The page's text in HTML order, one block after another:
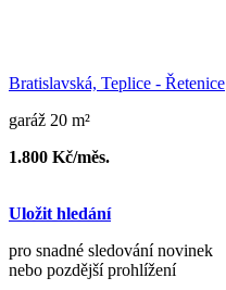
Bratislavská, Teplice - Řetenice
garáž 20 m²
1.800 Kč/měs.
Uložit hledání
pro snadné sledování novinek
nebo pozdější prohlížení